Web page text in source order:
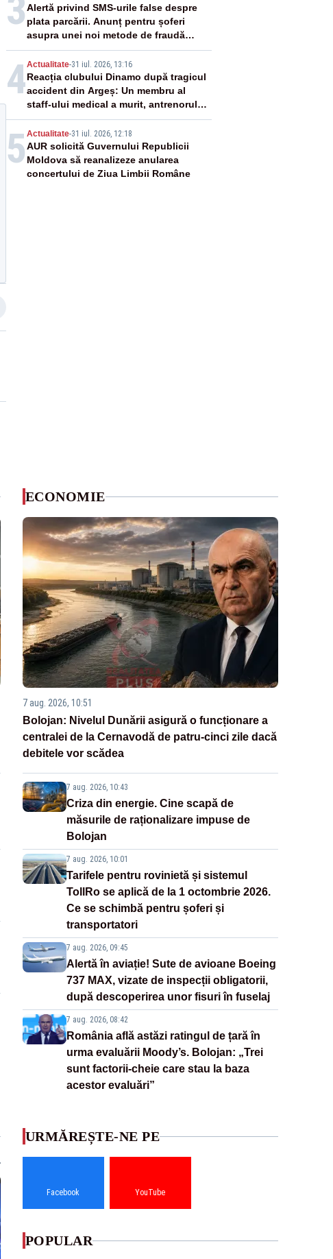
3Alertă privind SMS-urile false despre
plata parcării. Anunț pentru șoferi
asupra unei noi metode de fraudă
online
4Actualitate-31 iul. 2026, 13:16
Reacția clubului Dinamo după tragicul
accident din Argeș: Un membru al
staff-ului medical a murit, antrenorul
Adrian Ropotan este în spital
5 Actualitate-31 iul. 2026, 12:18
AUR solicită Guvernului Republicii
Moldova să reanalizeze anularea
concertului de Ziua Limbii Române
ECONOMIE
7 aug. 2026, 10:51
Bolojan: Nivelul Dunării asigură o funcționare a
centralei de la Cernavodă de patru-cinci zile dacă
debitele vor scădea
7 aug. 2026, 10:43
Criza din energie. Cine scapă de
măsurile de raționalizare impuse de
Bolojan
7 aug. 2026, 10:01
Tarifele pentru rovinietă și sistemul
TollRo se aplică de la 1 octombrie 2026.
Ce se schimbă pentru șoferi și
transportatori
7 aug. 2026, 09:45
Alertă în aviație! Sute de avioane Boeing
737 MAX, vizate de inspecții obligatorii,
după descoperirea unor fisuri în fuselaj
7 aug. 2026, 08:42
România află astăzi ratingul de țară în
urma evaluării Moody’s. Bolojan: „Trei
sunt factorii-cheie care stau la baza
acestor evaluări”
URMĂREȘTE-NE PE
Facebook YouTube
POPULAR